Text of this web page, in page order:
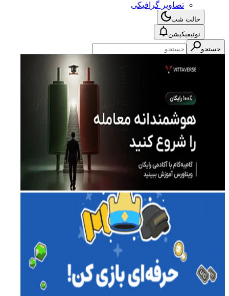
تصاویر گرافیکی
حالت شب
نوتیفیکیشن
جستجو